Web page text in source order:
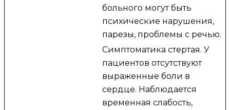
больного могут быть
психические нарушения,
парезы, проблемы с речью.
Симптоматика стертая. У
пациентов отсутствуют
выраженные боли в
сердце. Наблюдается
временная слабость,